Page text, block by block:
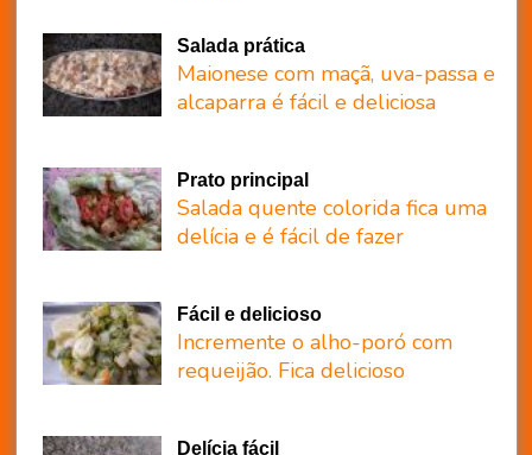
Salada prática
Maionese com maçã, uva-passa e
alcaparra é fácil e deliciosa
Prato principal
Salada quente colorida fica uma
delícia e é fácil de fazer
Fácil e delicioso
Incremente o alho-poró com
requeijão. Fica delicioso
Delícia fácil